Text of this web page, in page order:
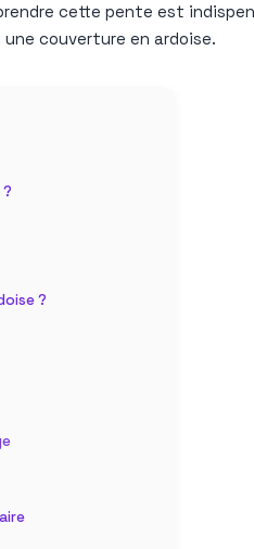
cette pente est
couverture en ardoise.
?